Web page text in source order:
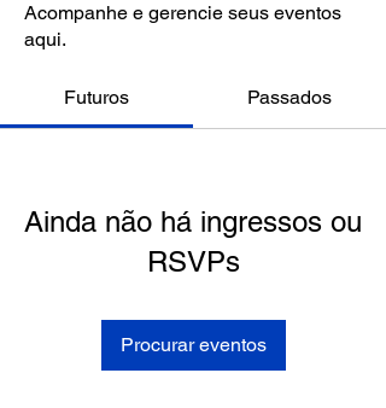
Acompanhe e gerencie seus eventos
aqui.
Futuros Passados
Ainda não há ingressos ou
RSVPs
Procurar eventos